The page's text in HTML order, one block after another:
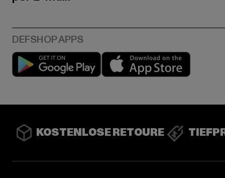
Play market
KOSTENLOSE RETOURE